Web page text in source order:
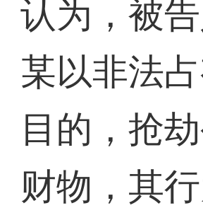
认为，被
某以非法
目的，抢
财物，其